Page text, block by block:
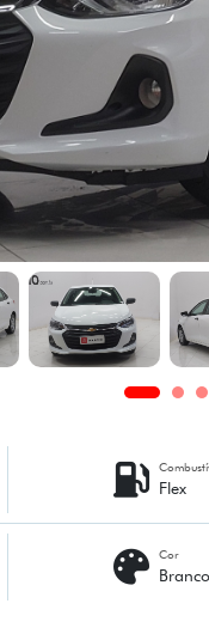
Flex
Cor
Branco